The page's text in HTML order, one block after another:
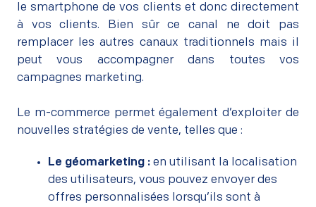
le smartphone de vos clients et donc directement
à vos clients. Bien sûr ce canal ne doit pas
remplacer les autres canaux traditionnels mais il
peut vous accompagner dans toutes vos
campagnes marketing.
Le m-commerce permet également d’exploiter de
nouvelles stratégies de vente, telles que :
Le géomarketing : en utilisant la localisation
des utilisateurs, vous pouvez envoyer des
offres personnalisées lorsqu’ils sont à